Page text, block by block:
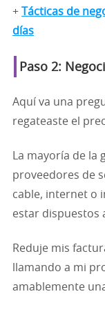
+
Tácticas de
días
Paso 2:
Aquí va una
regateaste el
La mayoría de la
proveedores de
cable, internet o
estar dispuestos
Reduje mis
llamando a mi
amablemente